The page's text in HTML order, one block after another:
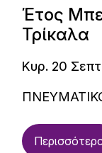
Έτος
Τρίκαλα
Κυρ. 20